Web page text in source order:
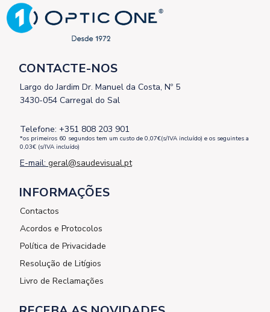
CONTACTE-NOS
Largo do Jardim Dr. Manuel da Costa, Nº 5
3430-054 Carregal do Sal
Telefone: +351 808 203 901
*os primeiros 60 segundos tem um custo de 0,07€(s/IVA incluído) e os seguintes a
0,03€ (s/IVA incluído)
E-mail: geral@saudevisual.pt
INFORMAÇÕES
Contactos
Acordos e Protocolos
Política de Privacidade
Resolução de Litígios
Livro de Reclamações